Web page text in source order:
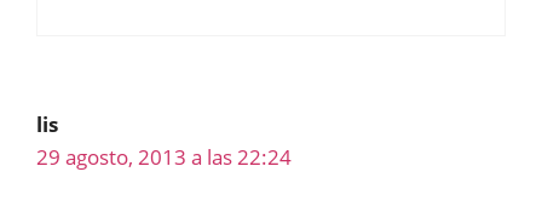
lis
29 agosto, 2013 a las 22:24